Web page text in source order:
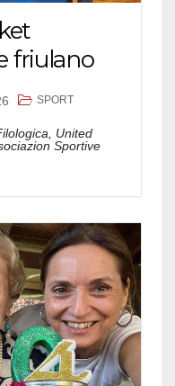
friulano
SPORT
United
Sportive